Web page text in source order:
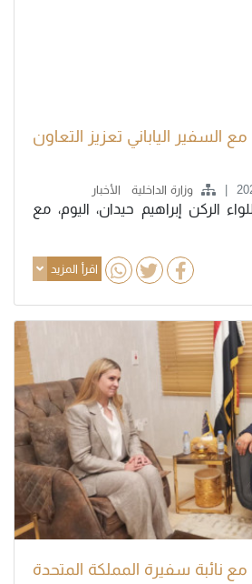
السفير الياباني تعزيز التعاون
وزارة الداخلية الأخبار
الركن إبراهيم حيدان، اليوم، مع
اقرأ المزيد
مع نائبة سفيرة المملكة المتحدة